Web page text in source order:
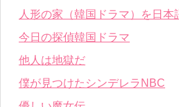
人形の家（韓国ドラマ）を日
今日の探偵韓国ドラマ
他人は地獄だ
僕が見つけたシンデレラNBC